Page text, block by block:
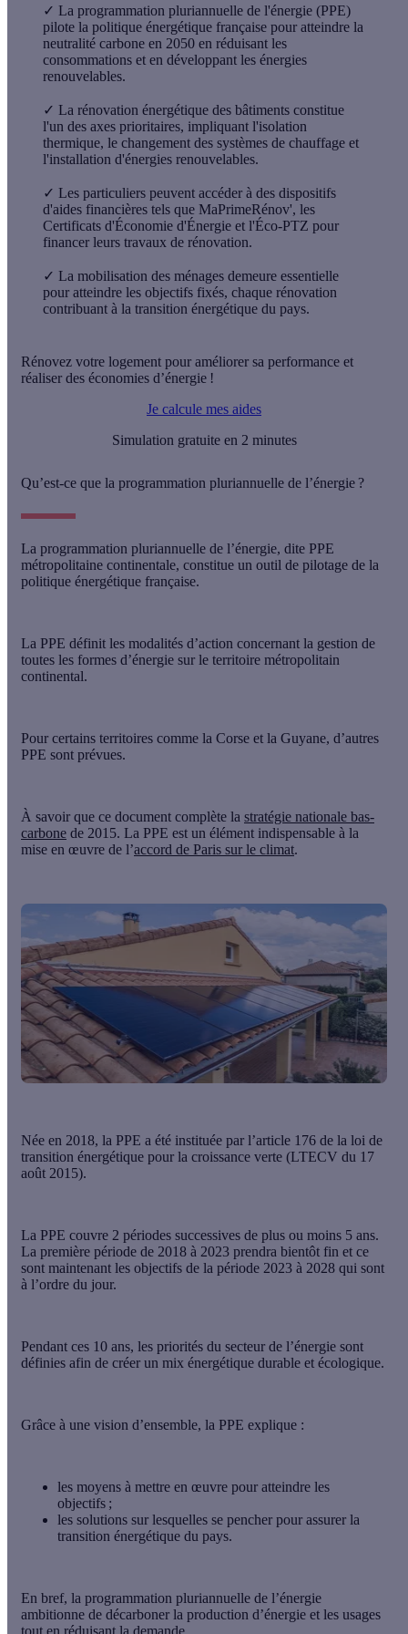
✓ La programmation pluriannuelle de l'énergie (PPE)
pilote la politique énergétique française pour atteindre la
neutralité carbone en 2050 en réduisant les
consommations et en développant les énergies
renouvelables.
✓ La rénovation énergétique des bâtiments constitue
l'un des axes prioritaires, impliquant l'isolation
thermique, le changement des systèmes de chauffage et
l'installation d'énergies renouvelables.
✓ Les particuliers peuvent accéder à des dispositifs
d'aides financières tels que MaPrimeRénov', les
Certificats d'Économie d'Énergie et l'Éco-PTZ pour
financer leurs travaux de rénovation.
✓ La mobilisation des ménages demeure essentielle
pour atteindre les objectifs fixés, chaque rénovation
contribuant à la transition énergétique du pays.
Rénovez votre logement pour améliorer sa performance et
réaliser des économies d’énergie !
Je calcule mes aides
Simulation gratuite en 2 minutes
Qu’est-ce que la programmation pluriannuelle de l’énergie ?
La programmation pluriannuelle de l’énergie, dite PPE
métropolitaine continentale, constitue un outil de pilotage de la
politique énergétique française.
La PPE définit les modalités d’action concernant la gestion de
toutes les formes d’énergie sur le territoire métropolitain
continental.
Pour certains territoires comme la Corse et la Guyane, d’autres
PPE sont prévues.
À savoir que ce document complète la stratégie nationale bas-
carbone de 2015. La PPE est un élément indispensable à la
mise en œuvre de l’accord de Paris sur le climat.
Née en 2018, la PPE a été instituée par l’article 176 de la loi de
transition énergétique pour la croissance verte (LTECV du 17
août 2015).
La PPE couvre 2 périodes successives de plus ou moins 5 ans.
La première période de 2018 à 2023 prendra bientôt fin et ce
sont maintenant les objectifs de la période 2023 à 2028 qui sont
à l’ordre du jour.
Pendant ces 10 ans, les priorités du secteur de l’énergie sont
définies afin de créer un mix énergétique durable et écologique.
Grâce à une vision d’ensemble, la PPE explique :
les moyens à mettre en œuvre pour atteindre les
objectifs ;
les solutions sur lesquelles se pencher pour assurer la
transition énergétique du pays.
En bref, la programmation pluriannuelle de l’énergie
ambitionne de décarboner la production d’énergie et les usages
tout en réduisant la demande.